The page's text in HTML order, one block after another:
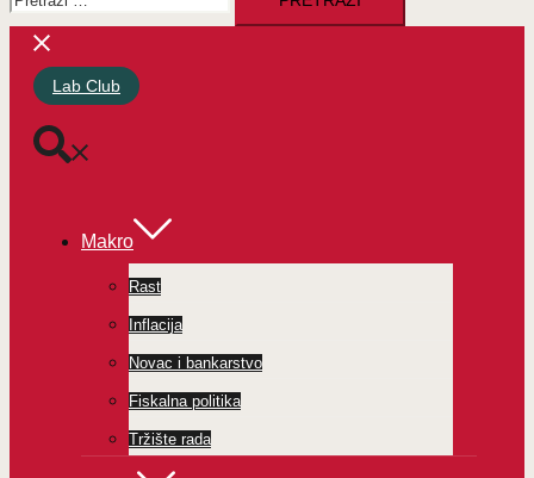
Lab Club
Makro
Rast
Inflacija
Novac i bankarstvo
Fiskalna politika
Tržište rada